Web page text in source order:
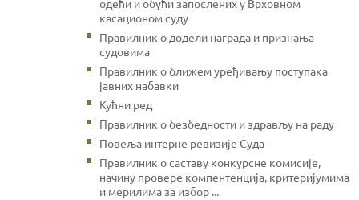
одећи и обући запослених у Врховном
касационом суду
Правилник о додели награда и признања
судовима
Правилник о ближем уређивању поступака
јавних набавки
Кућни ред
Правилник о безбедности и здрављу на раду
Повеља интерне ревизије Суда
Правилник о саставу конкурсне комисије,
начину провере компентенција, критеријумима
и мерилима за избор ...